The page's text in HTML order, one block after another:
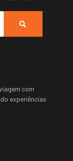
com
experiências